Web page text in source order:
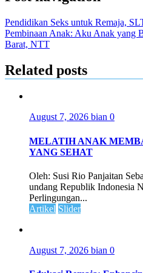
Pendidikan Seks untuk Remaja,
Pembinaan Anak: Aku Anak yang
Barat, NTT
Related posts
August 7, 2026 bian 0
MELATIH ANAK
YANG SEHAT
Oleh: Susi Rio Panjaitan
undang Republik Indonesia
Perlingungan...
Artikel Slider
August 7, 2026 bian 0